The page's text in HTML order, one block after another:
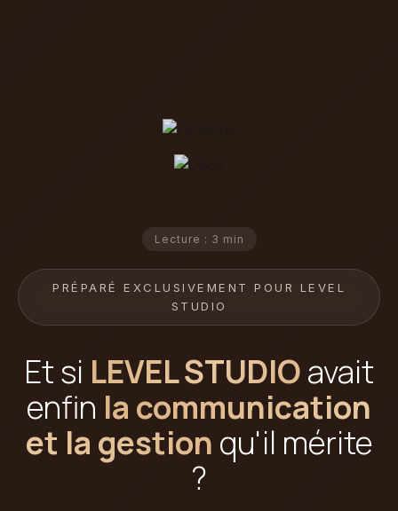
Lecture : 3 min
PRÉPARÉ EXCLUSIVEMENT POUR LEVEL
STUDIO
Et si LEVEL STUDIOavait
enfin la communication
et la gestion qu'il mérite
?